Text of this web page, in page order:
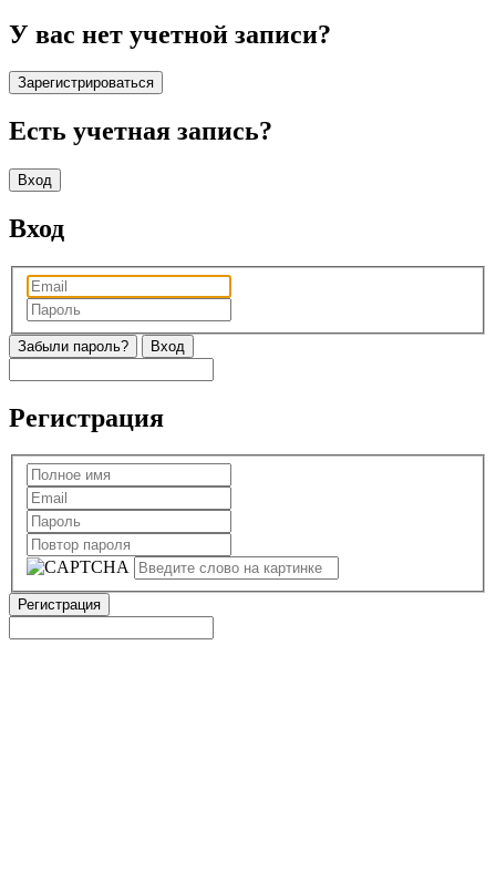
У вас нет учетной записи?
Зарегистрироваться
Есть учетная запись?
Вход
Вход
Забыли пароль?
Регистрация